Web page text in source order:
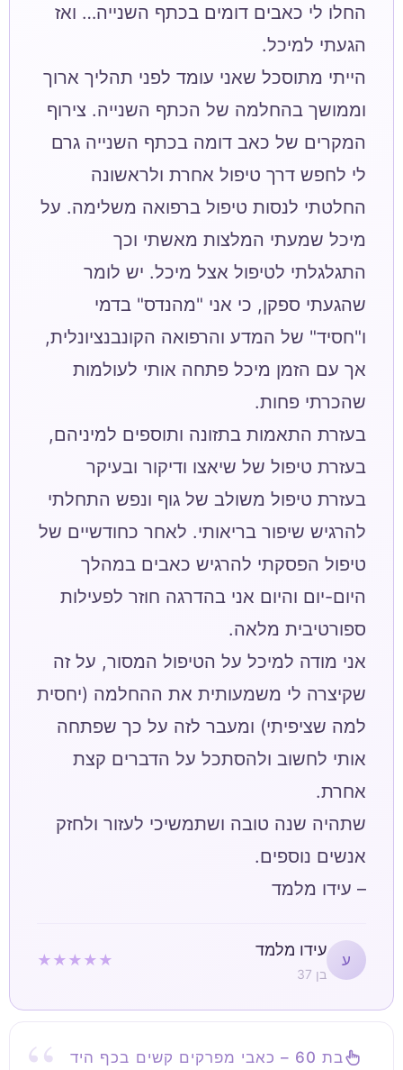
החלו לי כאבים דומים בכתף השנייה… ואז
הייתי מתוסכל שאני עומד לפני תהליך ארוך
וממושך בהחלמה של הכתף השנייה. צירוף
המקרים של כאב דומה בכתף השנייה גרם
לי לחפש דרך טיפול אחרת ולראשונה
החלטתי לנסות טיפול ברפואה משלימה. על
מיכל שמעתי המלצות מאשתי וכך
התגלגלתי לטיפול אצל מיכל. יש לומר
שהגעתי ספקן, כי אני "מהנדס" בדמי
ו"חסיד" של המדע והרפואה הקונבנציונלית,
אך עם הזמן מיכל פתחה אותי לעולמות
בעזרת התאמות בתזונה ותוספים למיניהם,
בעזרת טיפול של שיאצו ודיקור ובעיקר
בעזרת טיפול משולב של גוף ונפש התחלתי
להרגיש שיפור בריאותי. לאחר כחודשיים של
טיפול הפסקתי להרגיש כאבים במהלך
היום-יום והיום אני בהדרגה חוזר לפעילות
אני מודה למיכל על הטיפול המסור, על זה
שקיצרה לי משמעותית את ההחלמה (יחסית
למה שציפיתי) ומעבר לזה על כך שפתחה
אותי לחשוב ולהסתכל על הדברים קצת
שתהיה שנה טובה ושתמשיכי לעזור ולחזק
– עידו מלמד
ע
עידו מלמד
בן 37
★★★★★
בת 60 – כאבי מפרקים קשים בכף היד